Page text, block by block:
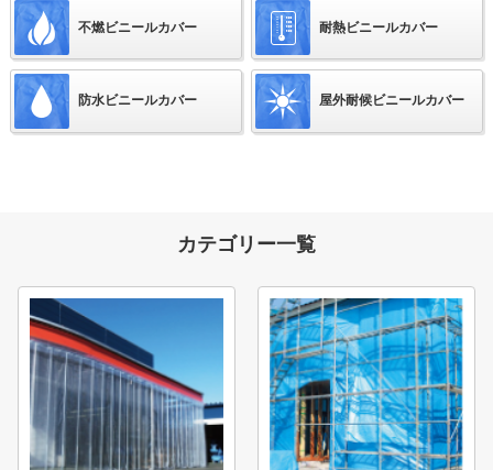
不燃ビニールカバー 耐熱ビニールカバー
防水ビニールカバー 屋外耐候ビニールカバー
カテゴリー一覧